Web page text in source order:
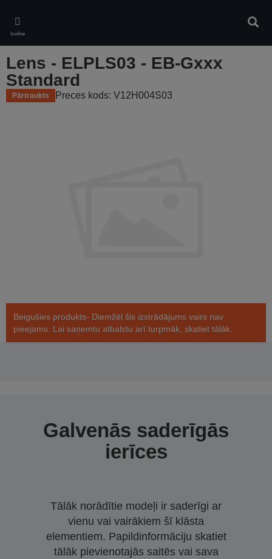
main
content
Izvēlne
Lens - ELPLS03 - EB-Gxxx
Standard
Pārtraukts Preces kods: V12H004S03
Beigušies produkts- Diemžēl šis izstrādājums vairs nav
pieejams. Lai saņemtu atbalstu arī turpmāk, skatiet tālāk.
Galvenās saderīgās
ierīces
Tālāk norādītie modeļi ir saderīgi ar
vienu vai vairākiem šī klāsta
elementiem. Papildinformāciju skatiet
tālāk pievienotajās saitēs vai sava